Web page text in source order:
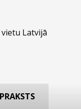
Latvijā